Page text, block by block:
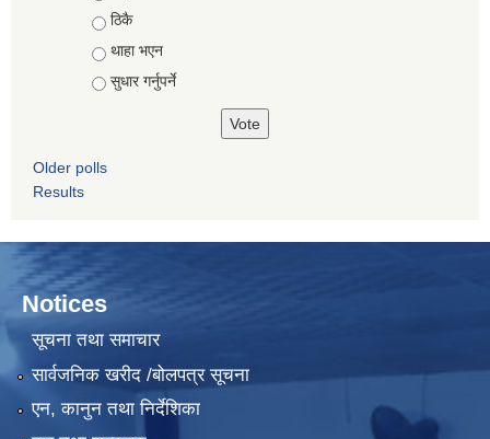
ठिकै
थाहा भएन
सुधार गर्नुपर्ने
Older polls
Results
Notices
सूचना तथा समाचार
सार्वजनिक खरीद /बोलपत्र सूचना
एन, कानुन तथा निर्देशिका